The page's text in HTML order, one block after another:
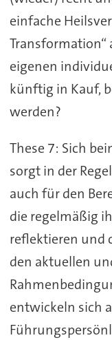
einfache
Transformation“
eigenen
künftig in Kauf,
werden?
These 7: Sich
sorgt in der
auch für den
die regelmäßig
reflektieren und
den aktuellen
entwickeln sich